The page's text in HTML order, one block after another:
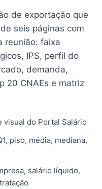
de exportação que
seis páginas com
reunião: faixa
IPS, perfil do
demanda,
20 CNAEs e matriz
visual do Portal Salário
piso, média, mediana,
salário líquido,